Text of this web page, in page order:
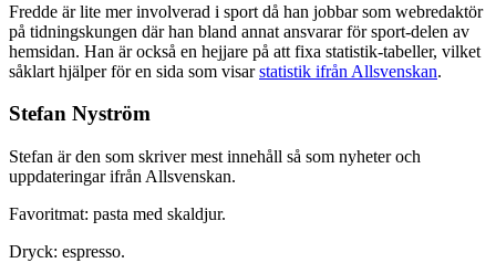
Fredde är lite mer involverad i sport då han jobbar som webredaktör
på tidningskungen där han bland annat ansvarar för sport-delen av
hemsidan. Han är också en hejjare på att fixa statistik-tabeller, vilket
såklart hjälper för en sida som visarstatistik ifrån Allsvenskan.
Stefan Nyström
Stefan är den som skriver mest innehåll så som nyheter och
uppdateringar ifrån Allsvenskan.
Favoritmat: pasta med skaldjur.
Dryck: espresso.